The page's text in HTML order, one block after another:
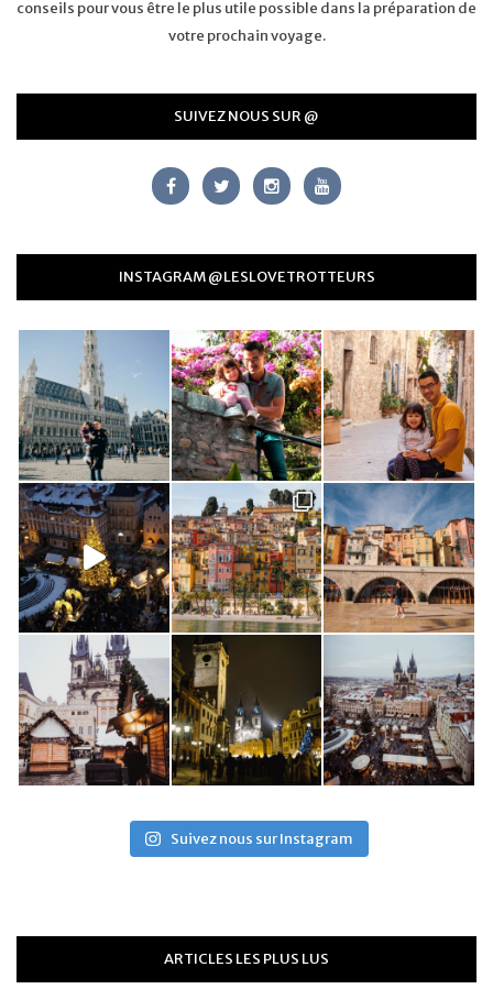
conseils pour vous être le plus utile possible dans la préparation de
votre prochain voyage.
SUIVEZ NOUS SUR @
INSTAGRAM @LESLOVETROTTEURS
Suivez nous sur Instagram
ARTICLES LES PLUS LUS